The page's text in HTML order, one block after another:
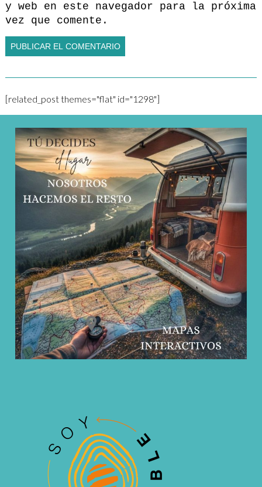
y web en este navegador para la próxima
vez que comente.
[related_post themes="flat" id="1298"]